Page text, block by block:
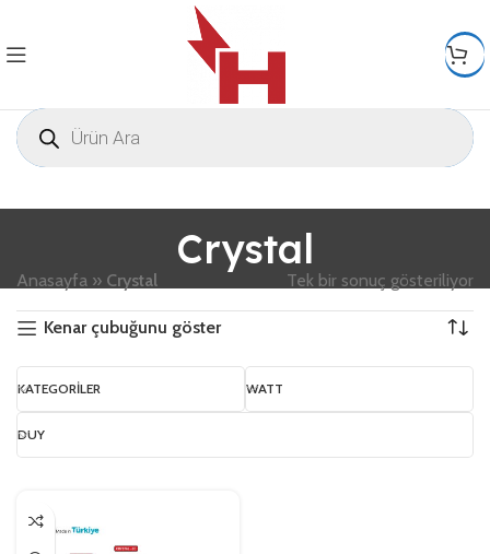
Crystal
Anasayfa » Crystal Tek bir sonuç gösteriliyor
Kenar çubuğunu göster
KATEGORILER WATT
DUY